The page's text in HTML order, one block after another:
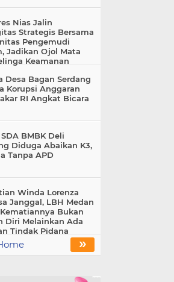
Nias Jalin
Strategis Bersama
Pengemudi
Jadikan Ojol Mata
Keamanan
Desa Bagan Serdang
Korupsi Anggaran
RI Angkat Bicara
BMBK Deli
Diduga Abaikan K3,
Tanpa APD
Winda Lorenza
Janggal, LBH Medan
Bukan
Diri Melainkan Ada
Tindak Pidana
»